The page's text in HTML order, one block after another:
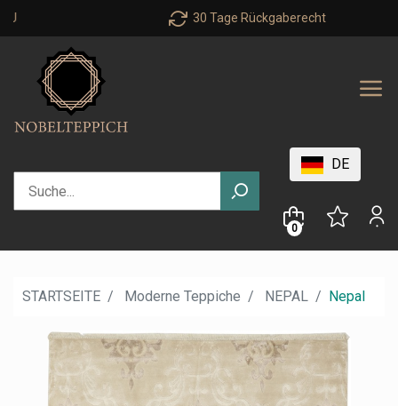
30 Tage Rückgaberecht
DE
0
STARTSEITE Moderne Teppiche NEPAL Nepal